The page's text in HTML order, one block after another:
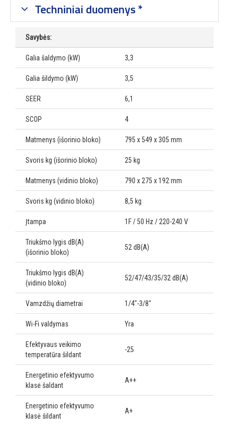
Techniniai duomenys *
Savybės:
Galia šaldymo (kW) 3,3
Galia šildymo (kW) 3,5
SEER 6,1
SCOP 4
Matmenys (išorinio bloko) 795 x 549 x 305 mm
Svoris kg (išorinio bloko) 25 kg
Matmenys (vidinio bloko) 790 x 275 x 192 mm
Svoris kg (vidinio bloko) 8,5 kg
Įtampa 1F / 50 Hz / 220-240 V
Triukšmo lygis dB(A)
(išorinio bloko)
52 dB(A)
Triukšmo lygis dB(A)
(vidinio bloko)
52/47/43/35/32 dB(A)
Vamzdžių diametrai 1/4"-3/8"
Wi-Fi valdymas Yra
Efektyvaus veikimo
temperatūra šildant
-25
Energetinio efektyvumo
klasė šaldant
A++
Energetinio efektyvumo
klasė šildant
A+